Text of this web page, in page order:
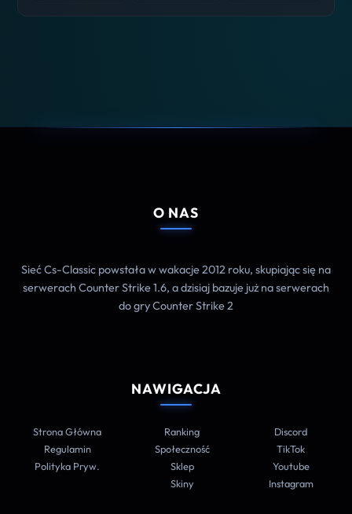
O NAS
Sieć Cs-Classic powstała w wakacje 2012 roku, skupiając się na
serwerach Counter Strike 1.6, a dzisiaj bazuje już na serwerach
do gry Counter Strike 2
NAWIGACJA
Strona Główna
Regulamin
Polityka Pryw.
Ranking
Społeczność
Sklep
Skiny
Discord
TikTok
Youtube
Instagram